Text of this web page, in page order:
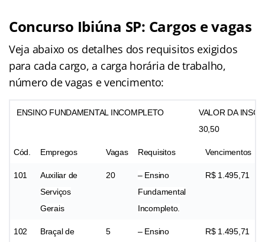
Concurso Ibiúna SP: Cargos e vagas
Veja abaixo os detalhes dos requisitos exigidos
para cada cargo, a carga horária de trabalho,
número de vagas e vencimento:
ENSINO FUNDAMENTAL INCOMPLETO
VALOR DA
30,50
Cód. Empregos Vagas Requisitos Vencimentos
101
Auxiliar de
Serviços
Gerais
20
– Ensino
Fundamental
Incompleto.
R$ 1.495,71
102
Braçal de
5
– Ensino
R$ 1.495,71